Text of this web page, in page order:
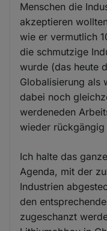
Menschen die
akzeptieren
wie er vermutlich
die schmutzige
wurde (das heute
Globalisierung als
dabei noch
werdeneden
wieder
Ich halte das
Agenda, mit der
Industrien
den
zugeschanzt